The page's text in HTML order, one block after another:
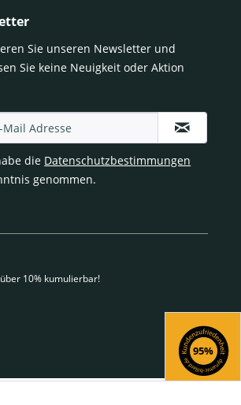
95%
Sie unseren Newsletter und
Sie keine Neuigkeit oder Aktion
die Datenschutzbestimmungen
genommen.
10% kumulierbar!